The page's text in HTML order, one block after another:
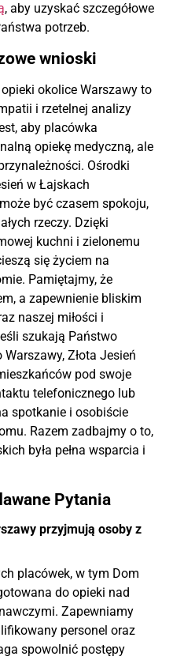
, aby uzyskać szczegółowe
potrzeb.
wnioski
okolice Warszawy to
i rzetelnej analizy
aby placówka
opiekę medyczną, ale
Ośrodki
w Łajskach
być czasem spokoju,
rzeczy. Dzięki
kuchni i zielonemu
się życiem na
Pamiętajmy, że
a zapewnienie bliskim
naszej miłości i
szukają Państwo
Złota Jesień
pod swoje
telefonicznego lub
spotkanie i osobiście
Razem zadbajmy o to,
była pełna wsparcia i
Pytania
przyjmują osoby z
placówek, w tym Dom
do opieki nad
Zapewniamy
personel oraz
spowolnić postępy